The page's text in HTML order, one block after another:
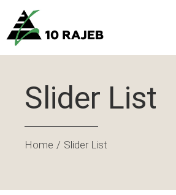
Slider List
Home Slider List